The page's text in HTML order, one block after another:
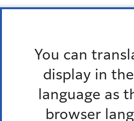
You can
display in
language as
browser
チャレンジコミュニティ大学事業
チャレンジコミュニティ大学
チャレンジコミュニティ大学大学